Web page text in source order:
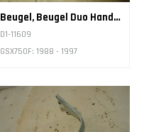
Beugel, Beugel Duo Handgreep
D1-11609
GSX750F: 1988 - 1997